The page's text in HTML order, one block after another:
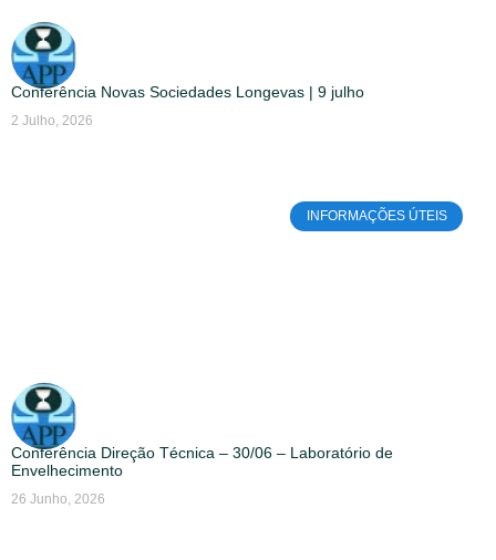
Conferência Novas Sociedades Longevas | 9 julho
2 Julho, 2026
INFORMAÇÕES ÚTEIS
Conferência Direção Técnica – 30/06 – Laboratório de
Envelhecimento
26 Junho, 2026